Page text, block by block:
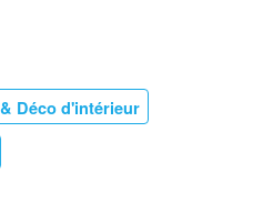
Déco d'intérieur